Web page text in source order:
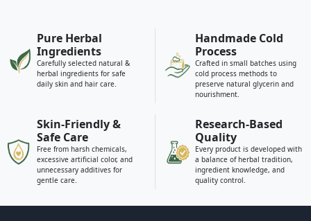
Pure Herbal
Ingredients
Carefully selected natural &
herbal ingredients for safe
daily skin and hair care.
Handmade Cold
Process
Crafted in small batches using
cold process methods to
preserve natural glycerin and
nourishment.
Skin-Friendly &
Safe Care
Free from harsh chemicals,
excessive artificial color, and
unnecessary additives for
gentle care.
Research-Based
Quality
Every product is developed with
a balance of herbal tradition,
ingredient knowledge, and
quality control.